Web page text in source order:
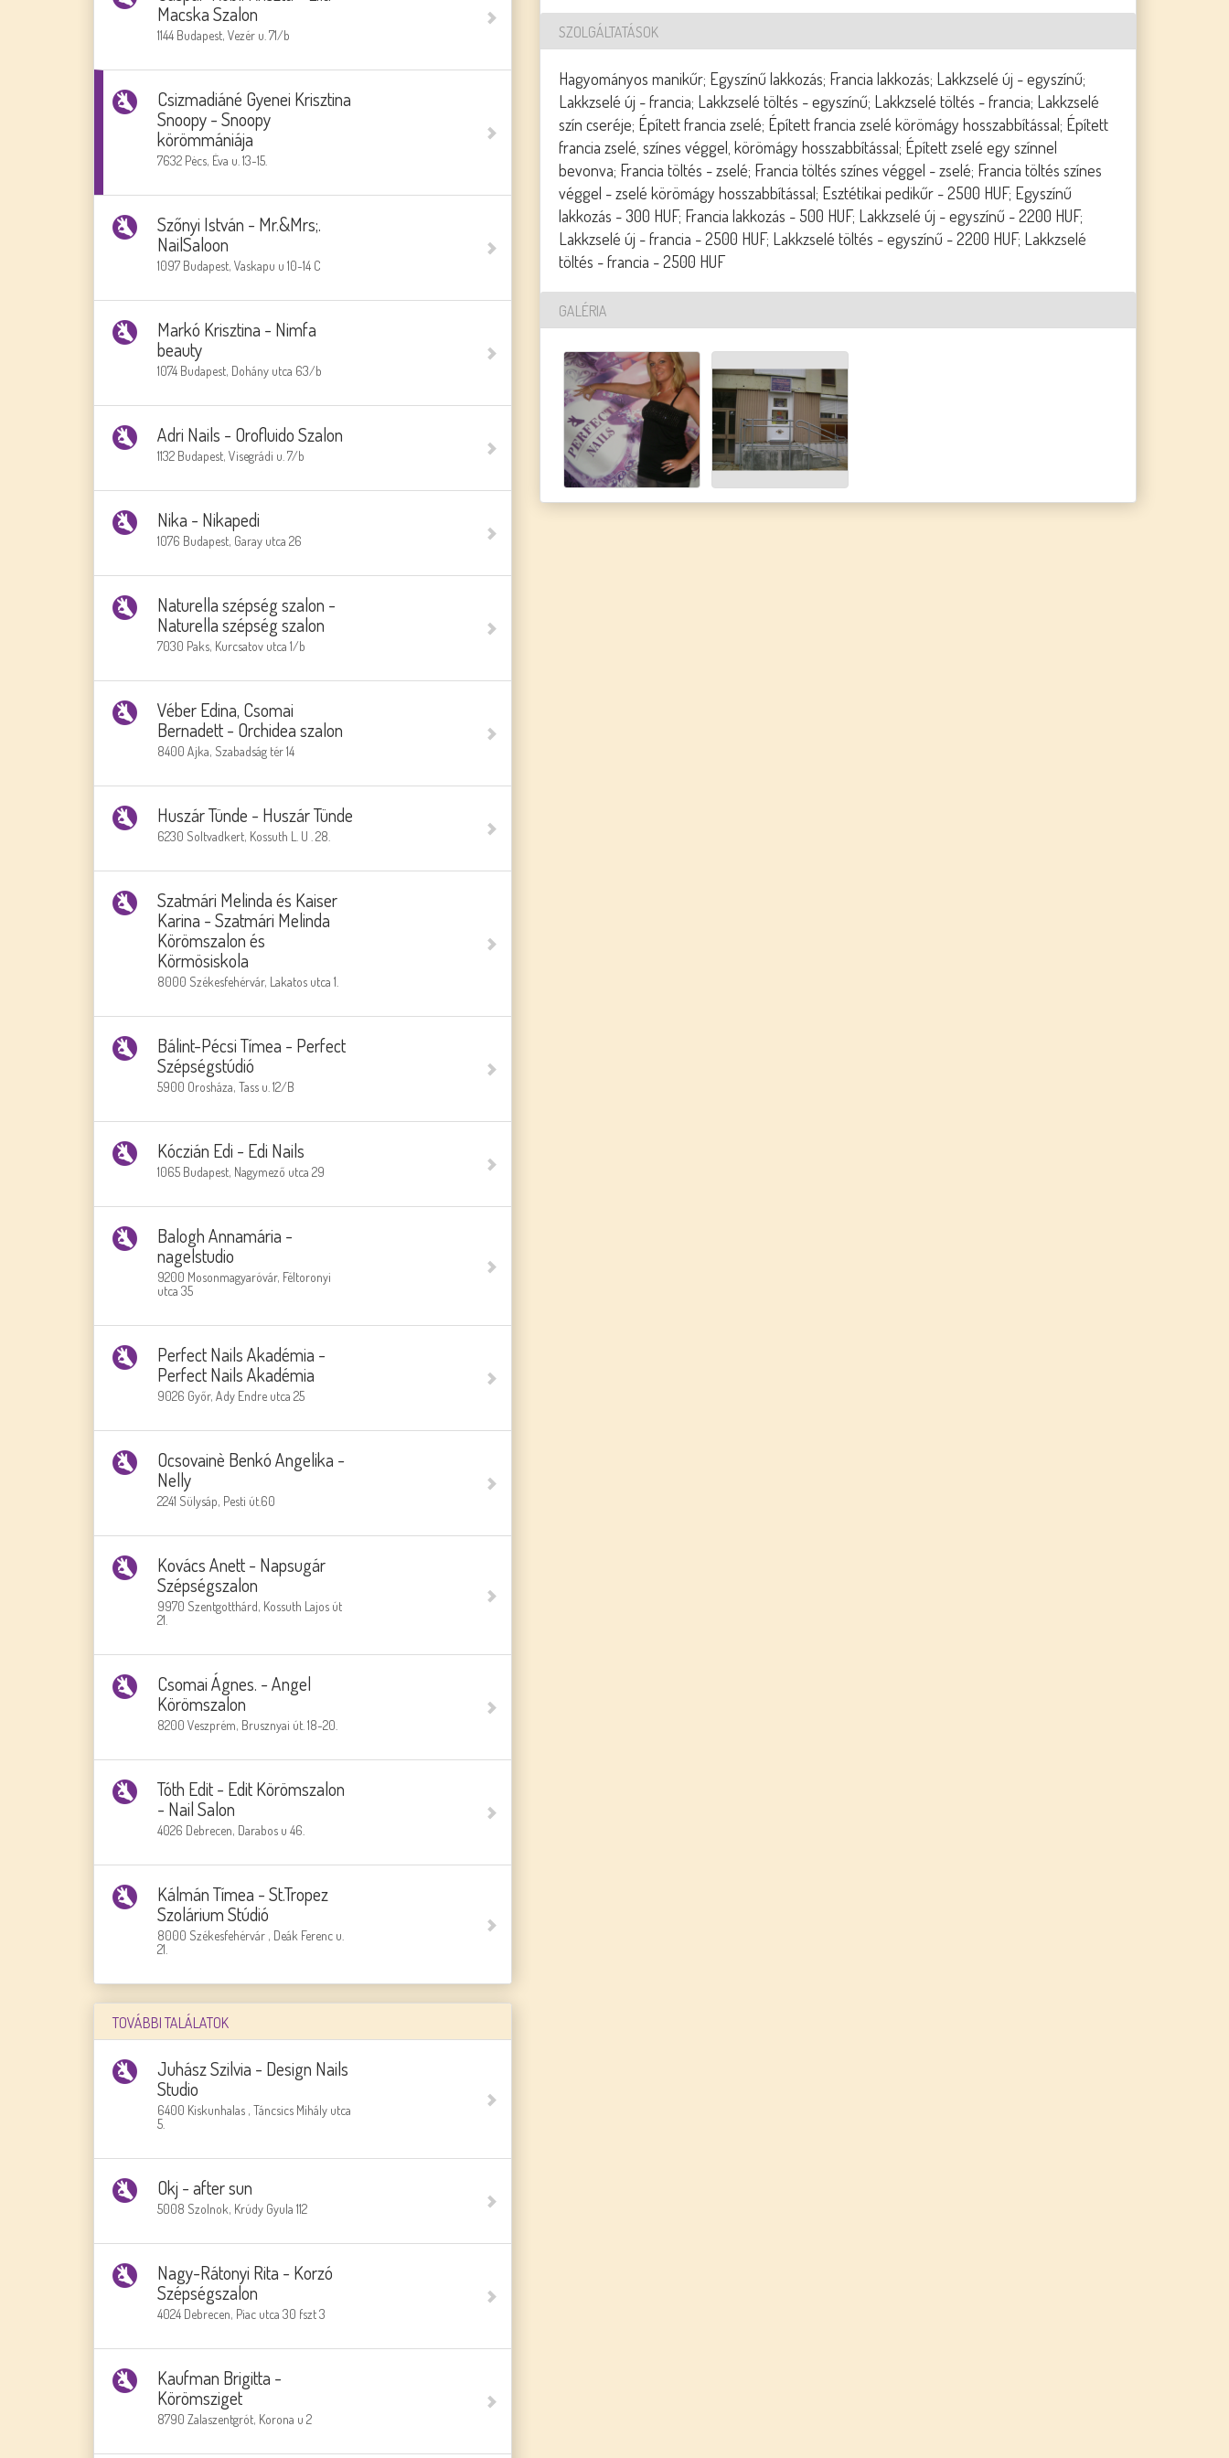
Macska Szalon
1144 Budapest, Vezér u. 71/b
Csizmadiáné Gyenei Krisztina
Snoopy - Snoopy
körömmániája
7632 Pėcs, Ėva u. 13-15.
Szőnyi István - Mr.&Mrs;.
NailSaloon
1097 Budapest, Vaskapu u 10-14 C
Markó Krisztina - Nimfa
beauty
1074 Budapest, Dohány utca 63/b
Adri Nails - Orofluido Szalon
1132 Budapest, Visegrádi u. 7/b
Nika - Nikapedi
1076 Budapest, Garay utca 26
Naturella szépség szalon -
Naturella szépség szalon
7030 Paks, Kurcsatov utca 1/b
Véber Edina, Csomai
Bernadett - Orchidea szalon
8400 Ajka, Szabadság tér 14
Huszár Tünde - Huszár Tünde
6230 Soltvadkert, Kossuth L. U . 28.
Szatmári Melinda és Kaiser
Karina - Szatmári Melinda
Körömszalon és
Körmösiskola
8000 Székesfehérvár, Lakatos utca 1.
Bálint-Pécsi Tímea - Perfect
Szépségstúdió
5900 Orosháza, Tass u. 12/B
Kóczián Edi - Edi Nails
1065 Budapest, Nagymező utca 29
Balogh Annamária -
nagelstudio
9200 Mosonmagyaróvár, Féltoronyi
utca 35
Perfect Nails Akadémia -
Perfect Nails Akadémia
9026 Győr, Ady Endre utca 25
Ocsovainè Benkó Angelika -
Nelly
2241 Sülysáp, Pesti út.60
Kovács Anett - Napsugár
Szépségszalon
9970 Szentgotthárd, Kossuth Lajos út
21.
Csomai Ágnes. - Angel
Körömszalon
8200 Veszprém, Brusznyai út. 18-20.
Tóth Edit - Edit Körömszalon
- Nail Salon
4026 Debrecen, Darabos u 46.
Kálmán Tímea - St.Tropez
Szolárium Stúdió
8000 Székesfehérvár , Deák Ferenc u.
21.
TOVÁBBI TALÁLATOK
Juhász Szilvia - Design Nails
Studio
6400 Kiskunhalas , Táncsics Mihály utca
5.
Okj - after sun
5008 Szolnok, Krúdy Gyula 112
Nagy-Rátonyi Rita - Korzó
Szépségszalon
4024 Debrecen, Piac utca 30 fszt 3
Kaufman Brigitta -
Körömsziget
8790 Zalaszentgrót, Korona u 2
SZOLGÁLTATÁSOK
Hagyományos manikűr; Egyszínű lakkozás; Francia lakkozás; Lakkzselé új - egyszínű;
Lakkzselé új - francia; Lakkzselé töltés - egyszínű; Lakkzselé töltés - francia; Lakkzselé
szín cseréje; Épített francia zselé; Épített francia zselé körömágy hosszabbítással; Épített
francia zselé, színes véggel, körömágy hosszabbítással; Épített zselé egy színnel
bevonva; Francia töltés - zselé; Francia töltés színes véggel - zselé; Francia töltés színes
véggel - zselé körömágy hosszabbítással; Esztétikai pedikűr - 2500 HUF; Egyszínű
lakkozás - 300 HUF; Francia lakkozás - 500 HUF; Lakkzselé új - egyszínű - 2200 HUF;
Lakkzselé új - francia - 2500 HUF; Lakkzselé töltés - egyszínű - 2200 HUF; Lakkzselé
töltés - francia - 2500 HUF
GALÉRIA